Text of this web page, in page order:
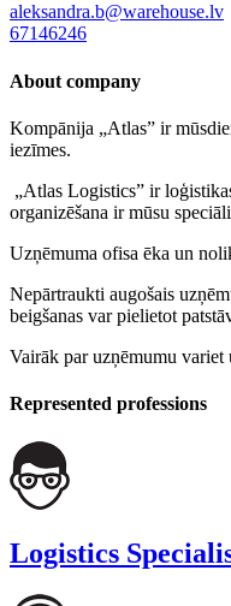
aleksandra.b@warehouse.lv
67146246
About company
Kompānija „Atlas” ir
iezīmes.
„Atlas Logistics” ir
organizēšana ir mūsu
Uzņēmuma ofisa ēka un
Nepārtraukti augošais
beigšanas var pielietot
Vairāk par uzņēmumu variet
Represented professions
Logistics